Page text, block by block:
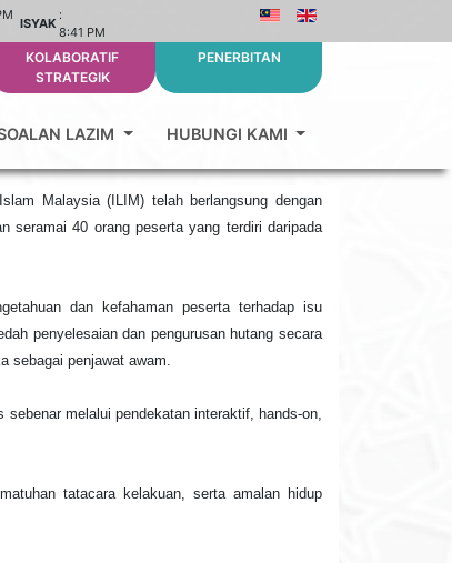
ISYAK
:
8:41 PM
KOLABORATIF
STRATEGIK
PENERBITAN
LAZIM HUBUNGI KAMI
Malaysia (ILIM) telah berlangsung dengan
seramai 40 orang peserta yang terdiri daripada
dan kefahaman peserta terhadap isu
penyelesaian dan pengurusan hutang secara
sebagai penjawat awam.
melalui pendekatan interaktif, hands-on,
tatacara kelakuan, serta amalan hidup